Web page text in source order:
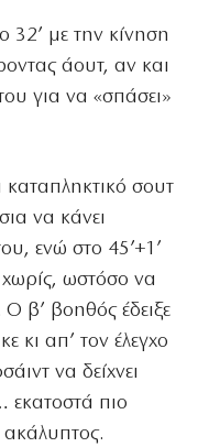
32’ με την κίνηση
άουτ, αν και
για να «σπάσει»
καταπληκτικό σουτ
να κάνει
ενώ στο 45’+1’
ωστόσο να
β’ βοηθός έδειξε
κι απ’ τον έλεγχο
να δείχνει
εκατοστά πιο